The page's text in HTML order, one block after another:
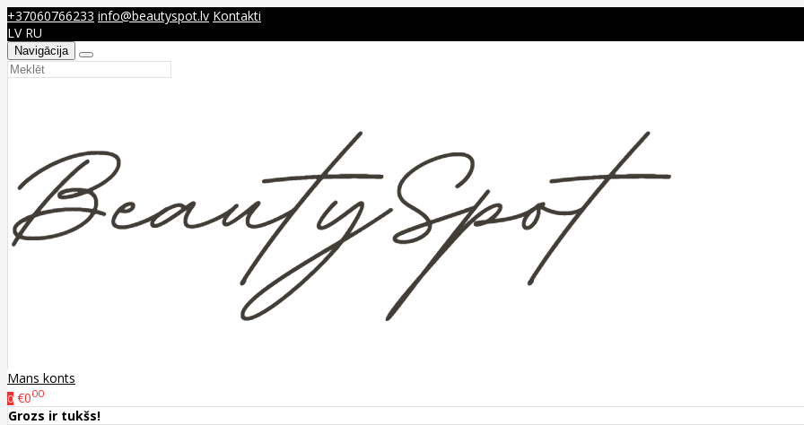
+37060766233 info@beautyspot.lv Kontakti
LV RU
Navigācija
Mans konts
0 €000
Grozs ir tukšs!